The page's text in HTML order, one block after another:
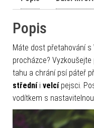
Popis
Máte dost přetahování
procházce? Vyzkoušejte
tahu a chrání psí páteř
středníi velcípejsci.
vodítkem s